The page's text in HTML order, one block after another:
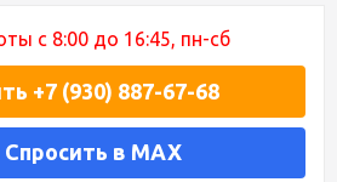
с 8:00 до 16:45, пн-сб
+7 (930) 887-67-68
Спросить в MAX